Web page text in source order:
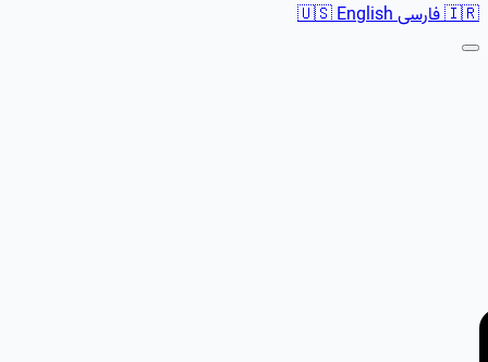
🇮🇷فارسی 🇺🇸English